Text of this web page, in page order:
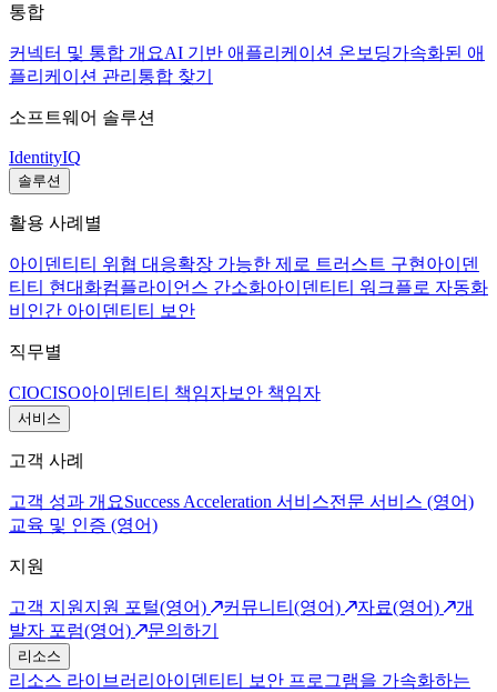
통합
커넥터 및 통합 개요AI 기반 애플리케이션 온보딩가속화된 애
플리케이션 관리 통합 찾기
소프트웨어 솔루션
IdentityIQ
솔루션
활용 사례별
아이덴티티 위협 대응확장 가능한 제로 트러스트 구현 아이덴
티티 현대화컴플라이언스 간소화아이덴티티 워크플로 자동화
비인간 아이덴티티 보안
직무별
CIOCISO아이덴티티 책임자보안 책임자
서비스
고객 사례
고객 성과 개요Success Acceleration 서비스전문 서비스 (영어)
교육 및 인증 (영어)
지원
고객 지원 지원 포털(영어) 커뮤니티(영어) 자료(영어)
개
발자 포럼(영어)
문의하기
리소스
리소스 라이브러리 아이덴티티 보안 프로그램을 가속화하는